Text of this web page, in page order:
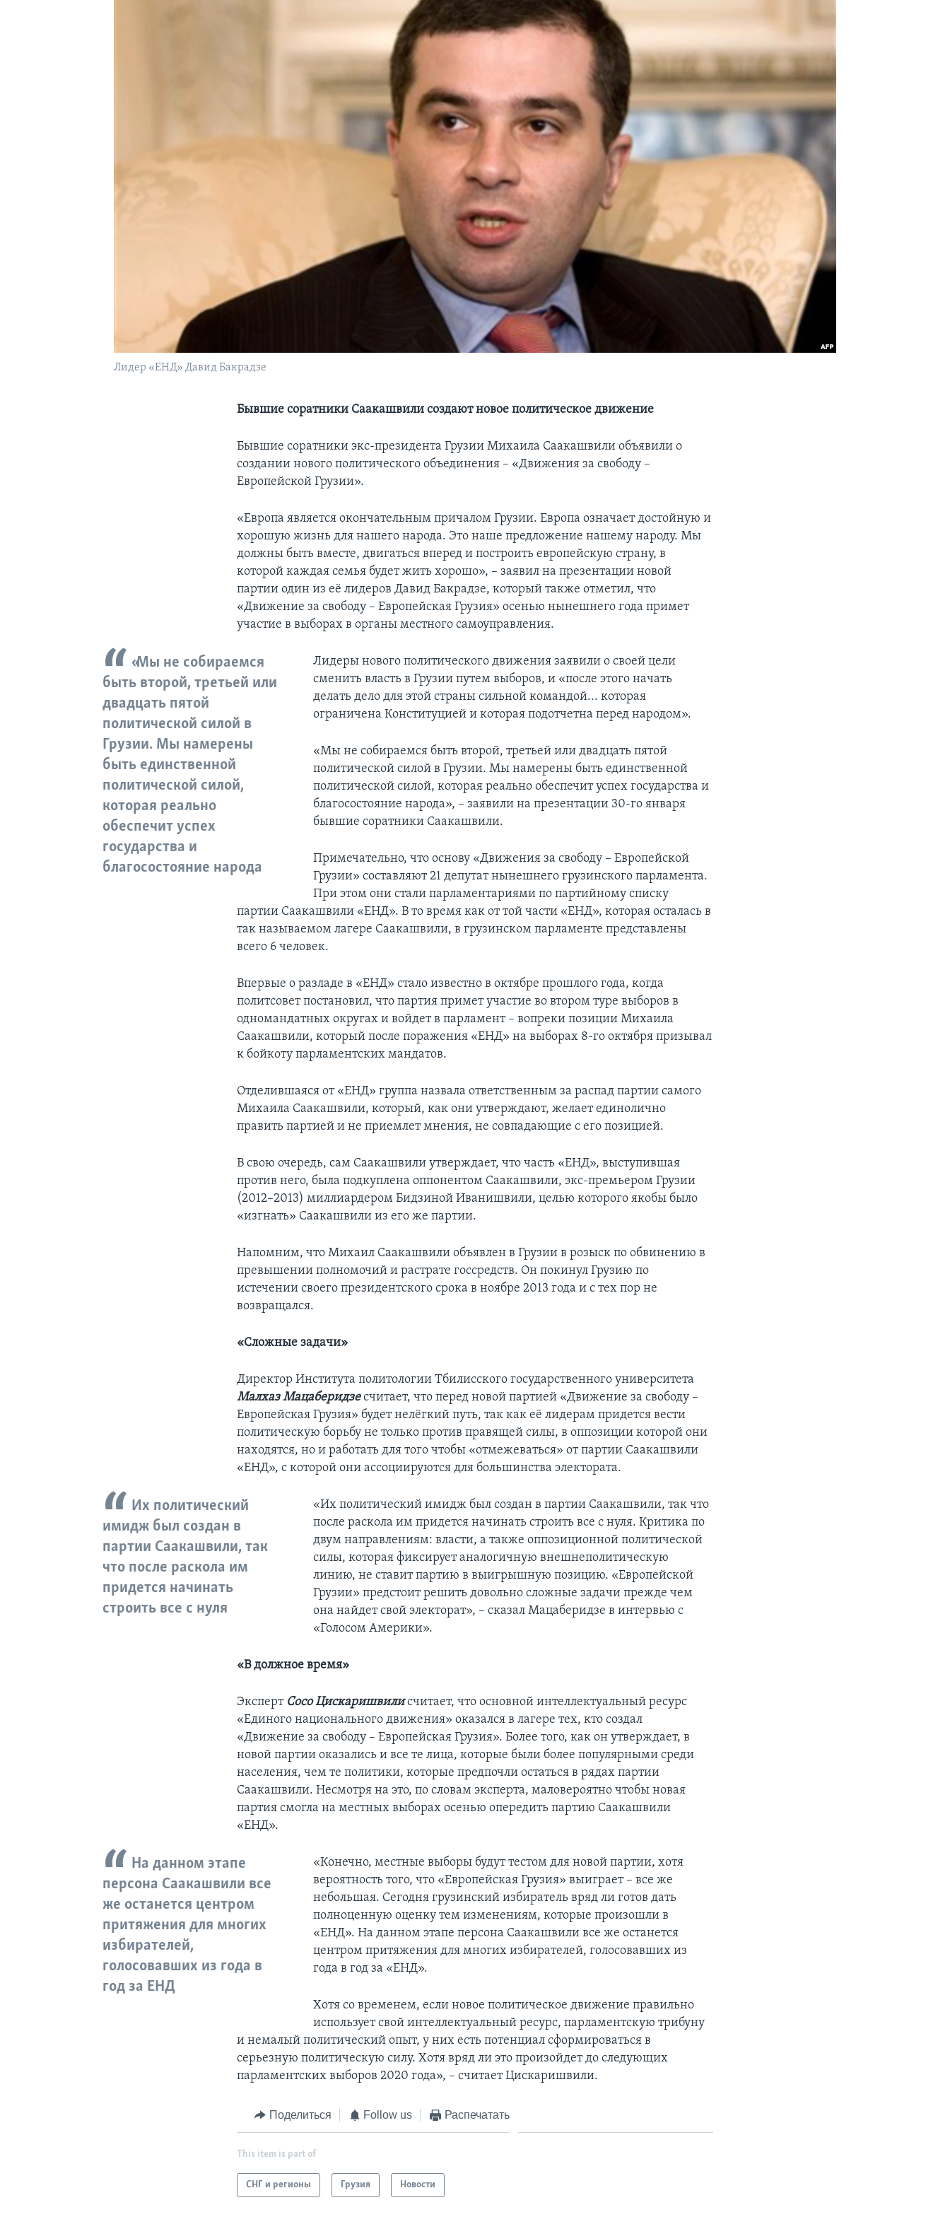
Лидер «ЕНД» Давид Бакрадзе
Бывшие соратники Саакашвили создают новое политическое движение
Бывшие соратники экс-президента Грузии Михаила Саакашвили объявили о
создании нового политического объединения – «Движения за свободу –
Европейской Грузии».
«Европа является окончательным причалом Грузии. Европа означает достойную и
хорошую жизнь для нашего народа. Это наше предложение нашему народу. Мы
должны быть вместе, двигаться вперед и построить европейскую страну, в
которой каждая семья будет жить хорошо», – заявил на презентации новой
партии один из её лидеров Давид Бакрадзе, который также отметил, что
«Движение за свободу – Европейская Грузия» осенью нынешнего года примет
участие в выборах в органы местного самоуправления.
«Мы не собираемся
быть второй, третьей или
двадцать пятой
политической силой в
Грузии. Мы намерены
быть единственной
политической силой,
которая реально
обеспечит успех
государства и
благосостояние народа
Лидеры нового политического движения заявили о своей цели
сменить власть в Грузии путем выборов, и «после этого начать
делать дело для этой страны сильной командой... которая
ограничена Конституцией и которая подотчетна перед народом».
«Мы не собираемся быть второй, третьей или двадцать пятой
политической силой в Грузии. Мы намерены быть единственной
политической силой, которая реально обеспечит успех государства и
благосостояние народа», – заявили на презентации 30-го января
бывшие соратники Саакашвили.
Примечательно, что основу «Движения за свободу – Европейской
Грузии» составляют 21 депутат нынешнего грузинского парламента.
При этом они стали парламентариями по партийному списку
партии Саакашвили «ЕНД». В то время как от той части «ЕНД», которая осталась в
так называемом лагере Саакашвили, в грузинском парламенте представлены
всего 6 человек.
Впервые о разладе в «ЕНД» стало известно в октябре прошлого года, когда
политсовет постановил, что партия примет участие во втором туре выборов в
одномандатных округах и войдет в парламент – вопреки позиции Михаила
Саакашвили, который после поражения «ЕНД» на выборах 8-го октября призывал
к бойкоту парламентских мандатов.
Отделившаяся от «ЕНД» группа назвала ответственным за распад партии самого
Михаила Саакашвили, который, как они утверждают, желает единолично
править партией и не приемлет мнения, не совпадающие с его позицией.
В свою очередь, сам Саакашвили утверждает, что часть «ЕНД», выступившая
против него, была подкуплена оппонентом Саакашвили, экс-премьером Грузии
(2012–2013) миллиардером Бидзиной Иванишвили, целью которого якобы было
«изгнать» Саакашвили из его же партии.
Напомним, что Михаил Саакашвили объявлен в Грузии в розыск по обвинению в
превышении полномочий и растрате госсредств. Он покинул Грузию по
истечении своего президентского срока в ноябре 2013 года и с тех пор не
возвращался.
«Сложные задачи»
Директор Института политологии Тбилисского государственного университета
Малхаз Мацаберидзесчитает, что перед новой партией «Движение за свободу –
Европейская Грузия» будет нелёгкий путь, так как её лидерам придется вести
политическую борьбу не только против правящей силы, в оппозиции которой они
находятся, но и работать для того чтобы «отмежеваться» от партии Саакашвили
«ЕНД», с которой они ассоциируются для большинства электората.
Их политический
имидж был создан в
партии Саакашвили, так
что после раскола им
придется начинать
строить все с нуля
«Их политический имидж был создан в партии Саакашвили, так что
после раскола им придется начинать строить все с нуля. Критика по
двум направлениям: власти, а также оппозиционной политической
силы, которая фиксирует аналогичную внешнеполитическую
линию, не ставит партию в выигрышную позицию. «Европейской
Грузии» предстоит решить довольно сложные задачи прежде чем
она найдет свой электорат», – сказал Мацаберидзе в интервью с
«Голосом Америки».
«В должное время»
Эксперт Сосо Цискаришвилисчитает, что основной интеллектуальный ресурс
«Единого национального движения» оказался в лагере тех, кто создал
«Движение за свободу – Европейская Грузия». Более того, как он утверждает, в
новой партии оказались и все те лица, которые были более популярными среди
населения, чем те политики, которые предпочли остаться в рядах партии
Саакашвили. Несмотря на это, по словам эксперта, маловероятно чтобы новая
партия смогла на местных выборах осенью опередить партию Саакашвили
«ЕНД».
На данном этапе
персона Саакашвили все
же останется центром
притяжения для многих
избирателей,
голосовавших из года в
год за ЕНД
«Конечно, местные выборы будут тестом для новой партии, хотя
вероятность того, что «Европейская Грузия» выиграет – все же
небольшая. Сегодня грузинский избиратель вряд ли готов дать
полноценную оценку тем изменениям, которые произошли в
«ЕНД». На данном этапе персона Саакашвили все же останется
центром притяжения для многих избирателей, голосовавших из
года в год за «ЕНД».
Хотя со временем, если новое политическое движение правильно
использует свой интеллектуальный ресурс, парламентскую трибуну
и немалый политический опыт, у них есть потенциал сформироваться в
серьезную политическую силу. Хотя вряд ли это произойдет до следующих
парламентских выборов 2020 года», – считает Цискаришвили.
Поделиться Follow us Распечатать
This item is part of
СНГ и регионы Грузия Новости